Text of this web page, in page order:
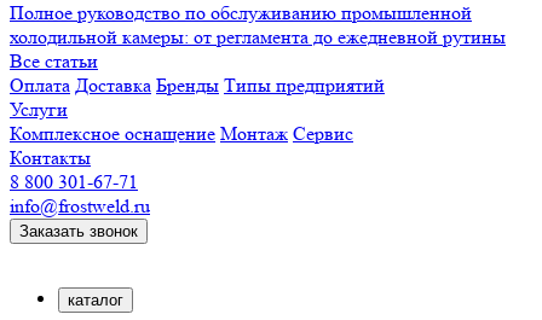
Полное руководство по обслуживанию промышленной
холодильной камеры: от регламента до ежедневной рутины
Все статьи
Оплата Доставка Бренды Типы предприятий
Услуги
Комплексное оснащение Монтаж Сервис
Контакты
8 800 301-67-71
info@frostweld.ru
Заказать звонок
каталог